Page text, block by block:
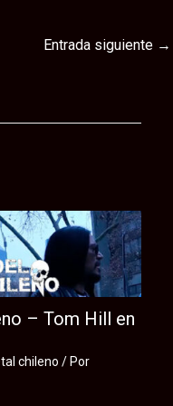
Entrada siguiente →
– Tom Hill en
chileno / Por